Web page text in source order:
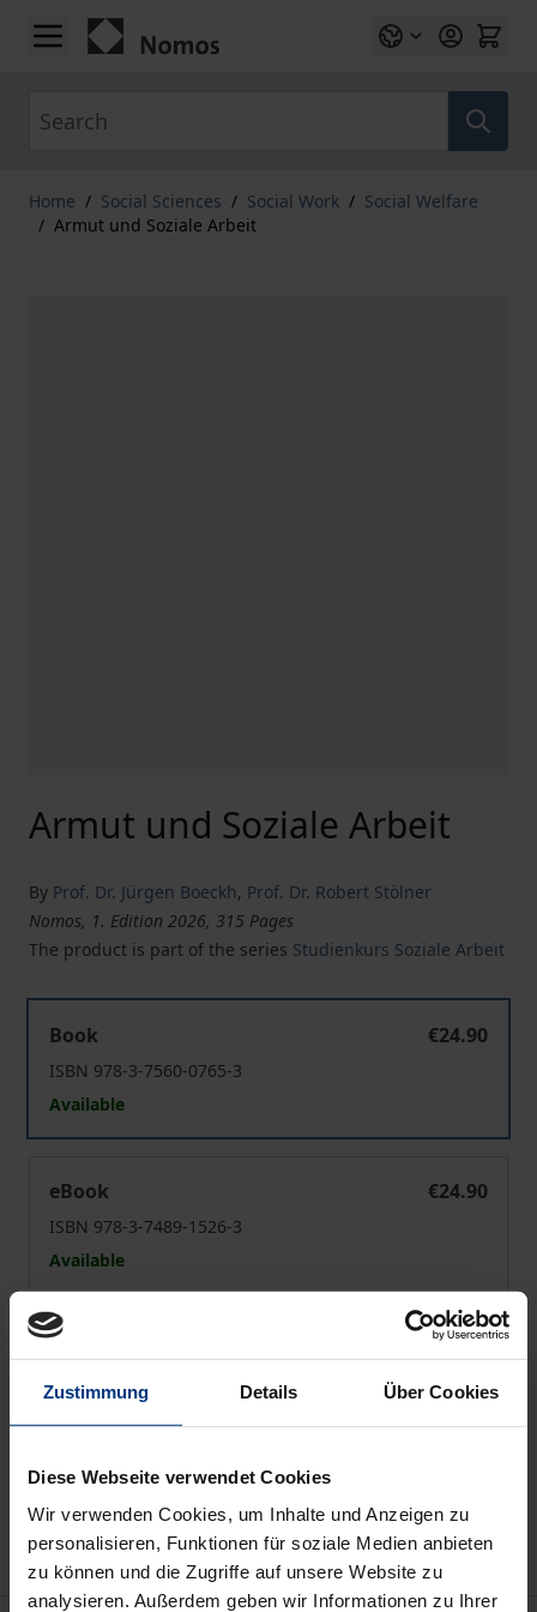
Zustimmung Details Über Cookies
Diese Webseite verwendet Cookies
Wir verwenden Cookies, um Inhalte und Anzeigen zu
personalisieren, Funktionen für soziale Medien anbieten
zu können und die Zugriffe auf unsere Website zu
analysieren. Außerdem geben wir Informationen zu Ihrer
Skip to Content
Home / Social Sciences / Social Work / Social Welfare
/ Armut und Soziale Arbeit
Armut und Soziale Arbeit
By Prof. Dr. Jürgen Boeckh, Prof. Dr. Robert Stölner
Nomos, 1. Edition 2026, 315 Pages
The product is part of the series Studienkurs Soziale Arbeit
Book
€24.90
ISBN 978-3-7560-0765-3
Available
eBook
€24.90
ISBN 978-3-7489-1526-3
Available
Prices include VAT. Depending on the delivery address, VAT
may vary at checkout.
Add to Cart
Add to Wish List
Delivery cost notice